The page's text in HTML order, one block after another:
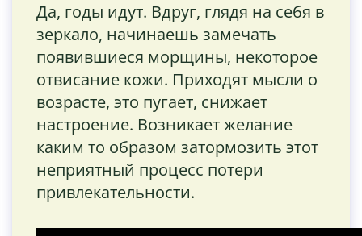
Да, годы идут. Вдруг, глядя на себя в
зеркало, начинаешь замечать
появившиеся морщины, некоторое
отвисание кожи. Приходят мысли о
возрасте, это пугает, снижает
настроение. Возникает желание
каким то образом затормозить этот
неприятный процесс потери
привлекательности.